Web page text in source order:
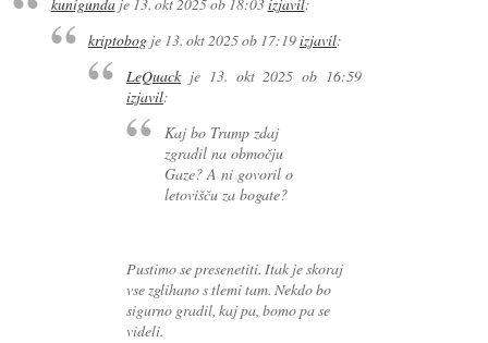
kunigundaje 13. okt 2025 ob 18:03izjavil:
kriptobog je 13. okt 2025 ob 17:19izjavil:
LeQuackje 13. okt 2025 ob 16:59
izjavil:
Kaj bo Trump zdaj
zgradil na območju
Gaze? A ni govoril o
letovišču za bogate?
Pustimo se presenetiti. Itak je skoraj
vse zglihano s tlemi tam. Nekdo bo
sigurno gradil, kaj pa, bomo pa se
videli.